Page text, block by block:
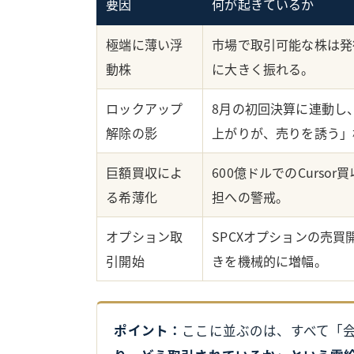
要因 何が起きているか
極端に薄い浮
動株
市場で取引可能な株は
に大きく振れる。
ロックアップ
解除の影
8月の初回決算に連動し
上がりが、売りを誘う
巨額買収によ
る希薄化
600億ドルでのCursor
担への警戒。
オプション取
引開始
SPCXオプションの売
きを機械的に増幅。
ポイント： ここに並ぶのは、すべて「